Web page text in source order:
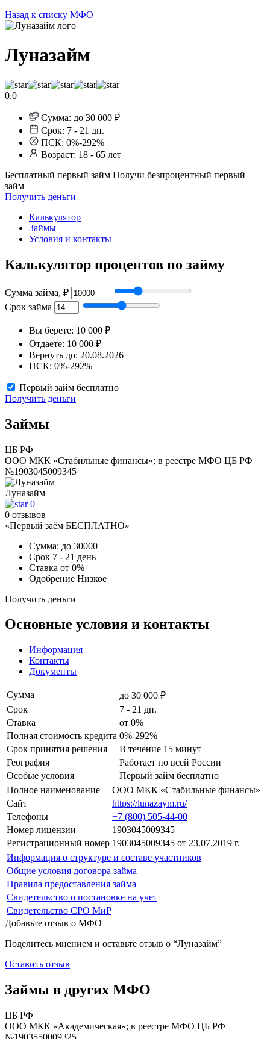
Назад к списку МФО
Луназайм
0.0
Сумма: до 30 000 ₽
Срок: 7 - 21 дн.
ПСК: 0%-292%
Возраст: 18 - 65 лет
Бесплатный первый займ Получи безпроцентный первый
займ
Получить деньги
Калькулятор
Займы
Условия и контакты
Калькулятор процентов по займу
Сумма займа, ₽
Срок займа
Вы берете: 10 000 ₽
Отдаете: 10 000 ₽
Вернуть до: 20.08.2026
ПСК: 0%-292%
Первый займ бесплатно
Получить деньги
Займы
ЦБ РФ
ООО МКК «Стабильные финансы»; в реестре МФО ЦБ РФ
№1903045009345
Луназайм
0
0 отзывов
«Первый заём БЕСПЛАТНО»
Сумма: до 30000
Срок 7 - 21 день
Ставка от 0%
Одобрение Низкое
Получить деньги
Основные условия и контакты
Информация
Контакты
Документы
Сумма
до 30 000 ₽
Срок
7 - 21 дн.
Ставка
от 0%
Полная стоимость кредита 0%-292%
Срок принятия решения
В течение 15 минут
География
Работает по всей России
Особые условия
Первый займ бесплатно
Полное наименование
ООО МКК «Стабильные финансы»
Сайт
https://lunazaym.ru/
Телефоны
+7 (800) 505-44-00
Номер лицензии
1903045009345
Регистрационный номер 1903045009345 от 23.07.2019 г.
Информация о структуре и составе участников
Общие условия договора займа
Правила предоставления займа
Свидетельство о постановке на учет
Свидетельство СРО МиР
Добавьте отзыв о МФО
Поделитесь мнением и оставьте отзыв о “Луназайм”
Оставить отзыв
Займы в других МФО
ЦБ РФ
ООО МКК «Академическая»; в реестре МФО ЦБ РФ